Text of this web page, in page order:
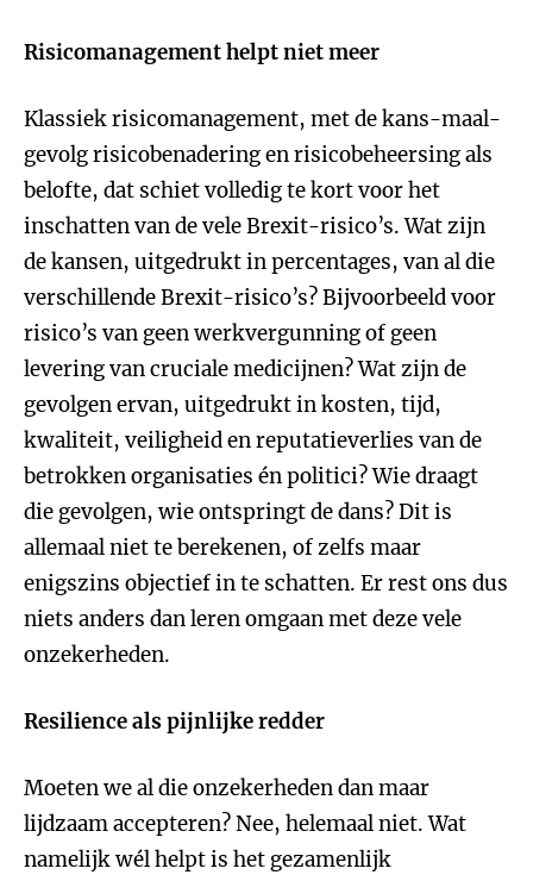
Risicomanagement helpt niet meer
Klassiek risicomanagement, met de kans-maal-
gevolg risicobenadering en risicobeheersing als
belofte, dat schiet volledig te kort voor het
inschatten van de vele Brexit-risico’s. Wat zijn
de kansen, uitgedrukt in percentages, van al die
verschillende Brexit-risico’s? Bijvoorbeeld voor
risico’s van geen werkvergunning of geen
levering van cruciale medicijnen? Wat zijn de
gevolgen ervan, uitgedrukt in kosten, tijd,
kwaliteit, veiligheid en reputatieverlies van de
betrokken organisaties én politici? Wie draagt
die gevolgen, wie ontspringt de dans? Dit is
allemaal niet te berekenen, of zelfs maar
enigszins objectief in te schatten. Er rest ons dus
niets anders dan leren omgaan met deze vele
onzekerheden.
Resilience als pijnlijke redder
Moeten we al die onzekerheden dan maar
lijdzaam accepteren? Nee, helemaal niet. Wat
namelijk wél helpt is het gezamenlijk